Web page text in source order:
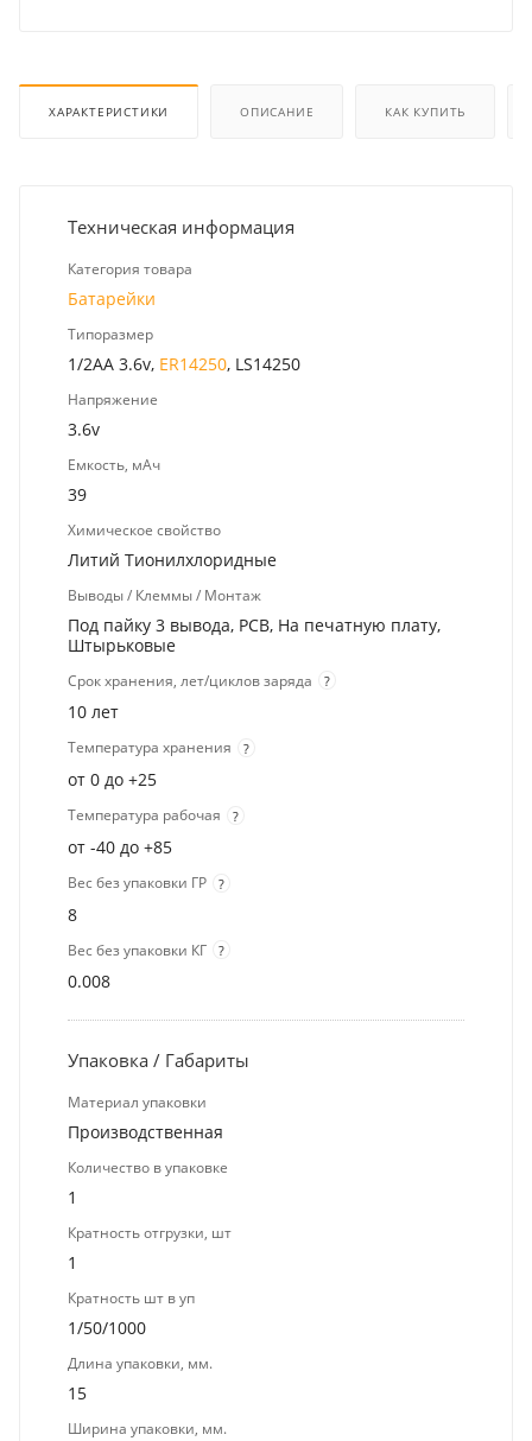
ХАРАКТЕРИСТИКИ ОПИСАНИЕ КАК КУПИТЬ
Техническая информация
Категория товара
Батарейки
Типоразмер
1/2AA 3.6v, ER14250, LS14250
Напряжение
3.6v
Емкость, мАч
39
Химическое свойство
Литий Тионилхлоридные
Выводы / Клеммы / Монтаж
Под пайку 3 вывода, PCB, На печатную плату,
Штырьковые
Срок хранения, лет/циклов заряда ?
10 лет
Температура хранения ?
от 0 до +25
Температура рабочая ?
от -40 до +85
Вес без упаковки ГР ?
8
Вес без упаковки КГ ?
0.008
Упаковка / Габариты
Материал упаковки
Производственная
Количество в упаковке
1
Кратность отгрузки, шт
1
Кратность шт в уп
1/50/1000
Длина упаковки, мм.
15
Ширина упаковки, мм.